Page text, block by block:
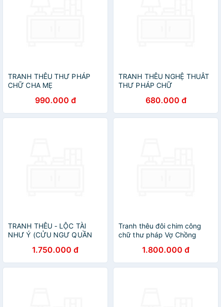
TRANH THÊU THƯ PHÁP
CHỮ CHA MẸ
990.000 đ
TRANH THÊU NGHỆ THUÂT
THƯ PHÁP CHỮ
680.000 đ
TRANH THÊU - LỘC TÀI
NHƯ Ý (CỬU NGƯ QUẦN
1.750.000 đ
Tranh thêu đôi chim công
chữ thư pháp Vợ Chồng
1.800.000 đ